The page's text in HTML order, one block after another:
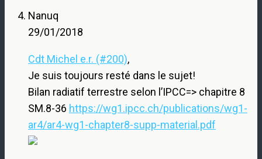
Nanuq
29/01/2018
Cdt Michel e.r. (#200),
Je suis toujours resté dans le sujet!
Bilan radiatif terrestre selon l’IPCC=> chapitre 8
SM.8-36 https://wg1.ipcc.ch/publications/wg1-
ar4/ar4-wg1-chapter8-supp-material.pdf